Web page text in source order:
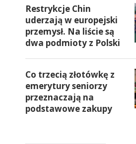
Restrykcje Chin
uderzają w europejski
przemysł. Na liście są
dwa podmioty z Polski
Co trzecią złotówkę z
emerytury seniorzy
przeznaczają na
podstawowe zakupy